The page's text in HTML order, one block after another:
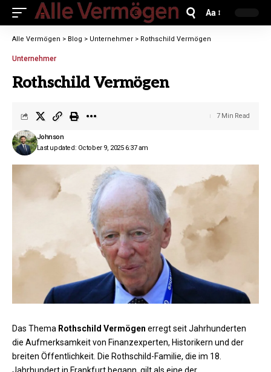
Aa
Alle Vermögen > Blog > Unternehmer > Rothschild Vermögen
Unternehmer
Rothschild Vermögen
Last updated: October 9, 2025 6:37 am
Johnson
7 Min Read
Das Thema Rothschild Vermögen erregt seit Jahrhunderten
die Aufmerksamkeit von Finanzexperten, Historikern und der
breiten Öffentlichkeit. Die Rothschild-Familie, die im 18.
Jahrhundert in Frankfurt begann, gilt als eine der